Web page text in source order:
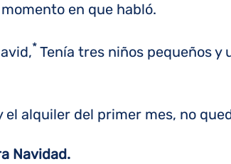
en que habló.
* Tenía tres niños pequeños y
el alquiler del primer mes, no
Navidad.